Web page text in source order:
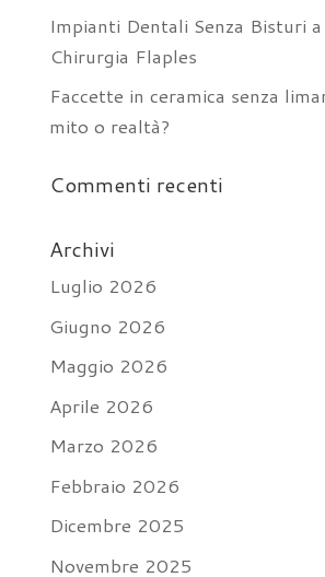
Impianti Dentali Senza Bisturi
Chirurgia Flaples
Faccette in ceramica senza
mito o realtà?
Commenti recenti
Archivi
Luglio 2026
Giugno 2026
Maggio 2026
Aprile 2026
Marzo 2026
Febbraio 2026
Dicembre 2025
Novembre 2025